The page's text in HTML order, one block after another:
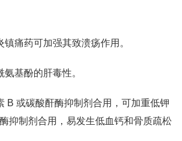
镇痛药可加强其致溃疡作用。
基酚的肝毒性。
B 或碳酸酐酶抑制剂合用，可加重低钾
抑制剂合用，易发生低血钙和骨质疏松